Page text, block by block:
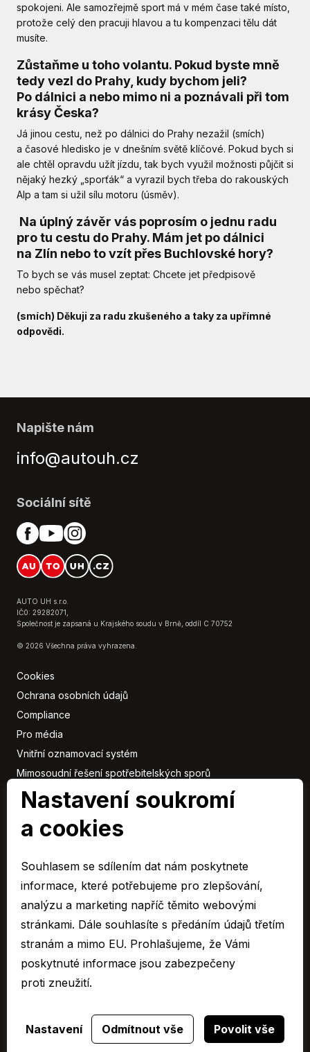
spokojeni. Ale samozřejmě sport má v mém čase také místo,
protože celý den pracuji hlavou a tu kompenzaci tělu dát
musíte.
Zůstaňme u toho volantu. Pokud byste mně
tedy vezl do Prahy, kudy bychom jeli?
Po dálnici a nebo mimo ni a poznávali při tom
krásy Česka?
Já jinou cestu, než po dálnici do Prahy nezažil (smích)
a časové hledisko je v dnešním světě klíčové. Pokud bych si
ale chtěl opravdu užít jízdu, tak bych využil možnosti půjčit si
nějaký hezký „sporťák“ a vyrazil bych třeba do rakouských
Alp a tam si užil sílu motoru (úsměv).
Na úplný závěr vás poprosím o jednu radu
pro tu cestu do Prahy. Mám jet po dálnici
na Zlín nebo to vzít přes Buchlovské hory?
To bych se vás musel zeptat: Chcete jet předpisově
nebo spěchat?
(smích) Děkuji za radu zkušeného a taky za upřímné
odpovědi.
AUTO UH s.r.o.
IČ0: 29282071,
Společnost je zapsaná u Krajského soudu v Brně, oddíl C 70752
© 2026 Všechna práva vyhrazena.
Cookies
Ochrana osobních údajů
Compliance
Pro média
Vnitřní oznamovací systém
Mimosoudní řešení spotřebitelských sporů
Sbírka listin
Napište nám
info@autouh.cz
Sociální sítě
Členové
ARAVER CZ člen skupiny AUTO UH s.r.o.
EURO CAR Zlín člen skupiny AUTO UH s.r.o.
C&K člen skupiny AUTO UH a.s.
AUTO JIHLAVA člen skupiny AUTO UH s.r.o.
Autospol člen skupiny AUTO UH s.r.o.
Autospol Chery
Více …
Nastavení soukromí
a cookies
Souhlasem se sdílením dat nám poskytnete
informace, které potřebujeme pro zlepšování,
analýzu a marketing napříč těmito webovými
stránkami. Dále souhlasíte s předáním údajů třetím
stranám a mimo EU. Prohlašujeme, že Vámi
poskytnuté informace jsou zabezpečeny
proti zneužití.
Nastavení Odmítnout vše Povolit vše